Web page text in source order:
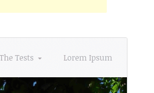
4 de marzo de 2017
30+